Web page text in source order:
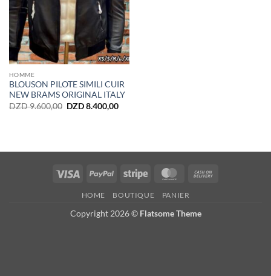
HOMME
BLOUSON PILOTE SIMILI CUIR
NEW BRAMS ORIGINAL ITALY
DZD9.600,00 Le
DZD8.400,00Le
Visa PayPal Stripe MasterCard
HOME BOUTIQUE PANIER
Copyright 2026 © Flatsome Theme